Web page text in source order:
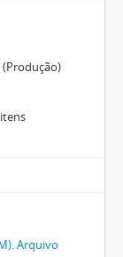
(Produção)
Arquivo